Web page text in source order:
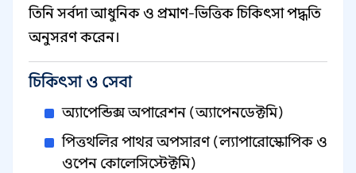
তিনি সর্বদা আধুনিক ও প্রমাণ-ভিত্তিক চিকিৎসা পদ্ধতি
অনুসরণ করেন।
চিকিৎসা ও সেবা
অ্যাপেন্ডিক্স অপারেশন (অ্যাপেনডেক্টমি)
পিত্তথলির পাথর অপসারণ (ল্যাপারোস্কোপিক ও
ওপেন কোলেসিস্টেক্টমি)